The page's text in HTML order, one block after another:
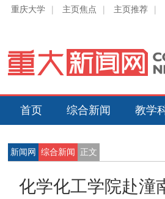
重庆大学 | 主页焦点 | 主页推荐 |
首页 综合新闻 教学
新闻网 综合新闻 正文
化学化工学院赴潼